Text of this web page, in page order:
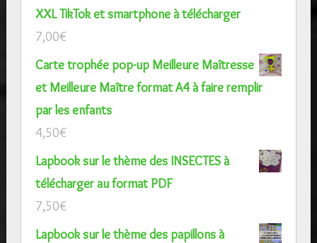
XXL TikTok et smartphone à télécharger
7,00€
Carte trophée pop-up Meilleure Maîtresse
et Meilleure Maître format A4 à faire remplir
par les enfants
4,50€
Lapbook sur le thème des INSECTES à
télécharger au format PDF
7,50€
Lapbook sur le thème des papillons à